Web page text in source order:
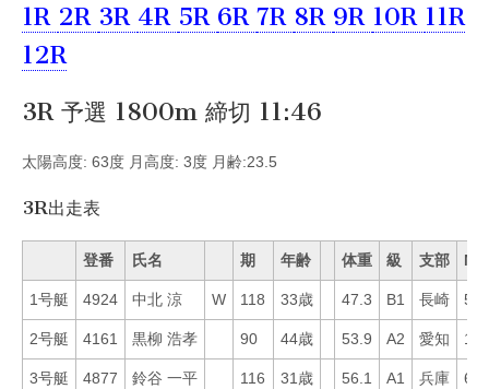
1R 2R 3R 4R 5R 6R 7R 8R 9R 10R 11R
12R
3R 予選 1800m 締切 11:46
太陽高度: 63度 月高度: 3度 月齢:23.5
3R出走表
登番 氏名 期 年齢 体重 級 支部 Mo
1号艇 4924 中北 涼 W 118 33歳 47.3 B1 長崎 50
2号艇 4161 黒柳 浩孝 90 44歳 53.9 A2 愛知 13
3号艇 4877 鈴谷 一平 116 31歳 56.1 A1 兵庫 69